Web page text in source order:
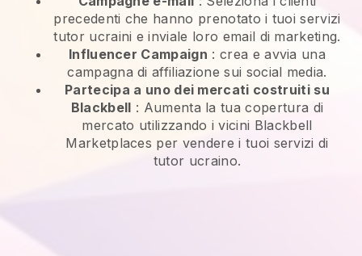
precedenti che hanno prenotato i tuoi servizi
tutor ucraini e inviale loro email di marketing.
Influencer Campaign : crea e avvia una
campagna di affiliazione sui social media.
Partecipa a uno dei mercati costruiti su
Blackbell : Aumenta la tua copertura di
mercato utilizzando i vicini Blackbell
Marketplaces per vendere i tuoi servizi di
tutor ucraino.